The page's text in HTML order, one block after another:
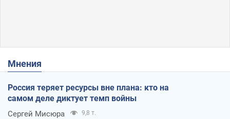
Мнения
Россия теряет ресурсы вне плана: кто на
самом деле диктует темп войны
Сергей Мисюра 9,8 т.